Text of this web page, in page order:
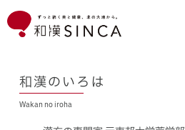
ブランド
和漢のいろは
Wakan no iroha